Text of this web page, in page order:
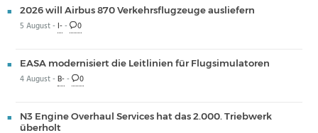
2026 will Airbus 870 Verkehrsflugzeuge ausliefern
5 August - I-- 0
EASA modernisiert die Leitlinien für Flugsimulatoren
4 August -B-- 0
N3 Engine Overhaul Services hat das 2.000. Triebwerk
überholt